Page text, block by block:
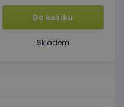
Do košíku
Skladem